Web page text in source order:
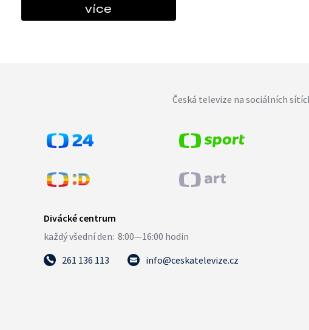
více
Česká televize na sociálních
261 136 113 info@ceskatelevize.cz